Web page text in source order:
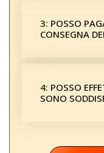
3: POSSO
CONSEGNA
4: POSSO
SONO